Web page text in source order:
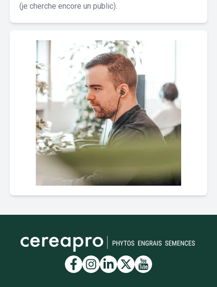
(je cherche encore un public).
Lien vers la page
Lien vers la page
Lien vers la page
Lien vers la
Lien vers la